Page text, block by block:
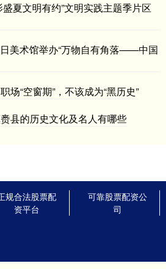
夏文明有约”文明实践主题季片区
美术馆举办“万物自有角落——中国
场“空窗期”，不该成为“黑历史”
县的历史文化及名人有哪些
规合法股票配
资平台
可靠股票配资公
司